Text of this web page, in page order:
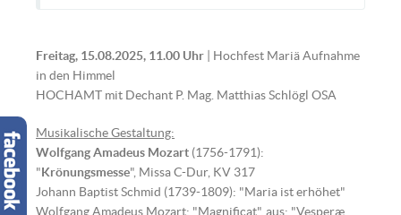
Freitag, 15.08.2025, 11.00 Uhr | Hochfest Mariä Aufnahme
in den Himmel
HOCHAMT mit Dechant P. Mag. Matthias Schlögl OSA
Musikalische Gestaltung:
Wolfgang Amadeus Mozart (1756-1791):
"Krönungsmesse", Missa C-Dur, KV 317
Johann Baptist Schmid (1739-1809): "Maria ist erhöhet"
Wolfgang Amadeus Mozart: "Magnificat", aus: "Vesperæ